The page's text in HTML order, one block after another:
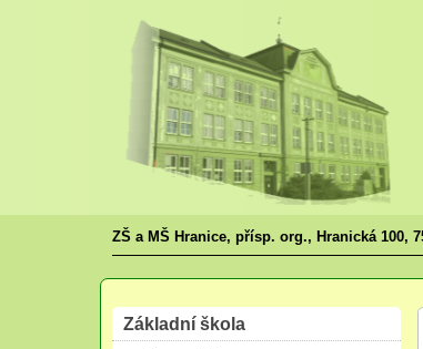
ZŠ a MŠ Hranice, přísp. org., Hranická 100,
Základní škola